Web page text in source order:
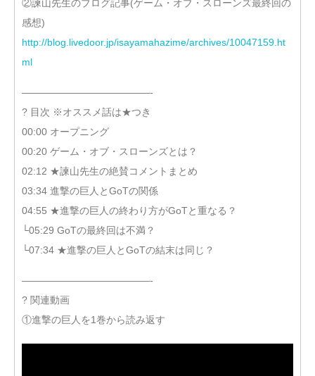
②諫山先生のブログ記事(ゲーム・オブ・スローンズ最終回の
感想)
http://blog.livedoor.jp/isayamahazime/archives/10047159.ht
ml
—————————————-
? 目次 ※オススメ話は★つき
00:00 オープニング
00:20 ゲーム・オブ・スローンズとは？
02:12 ★諫山先生の絶賛コメントまとめ
03:34 進撃の巨人とGoTの関係
04:55 ★進撃の巨人の終わり方がGoTと重なる？
└05:29 GoTの最終回は不満？
└07:34 ★進撃の巨人とGoTの結末は同じ？
—————————————-
? 関連動画
①進撃の巨人を1巻から読み返す